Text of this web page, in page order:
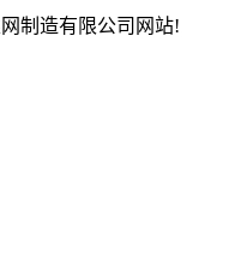
制造有限公司网站!